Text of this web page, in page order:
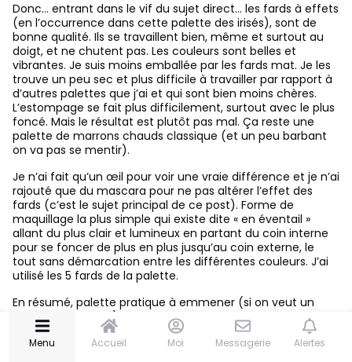
🆕 Blissim news
JE PARTICIPE
🏆 Concours En cours
📆 Évènements
👩🏽‍🔬 Tests produits
💬 Répondre au chat
✨ CREATORS
❓ Box summer 2026
🎙️ Podcast
💁🏻‍♀️ Soins visage
💄 Maquillage
Donc… entrant dans le vif du sujet direct… les fards à effets
(en l’occurrence dans cette palette des irisés), sont de
bonne qualité. Ils se travaillent bien, même et surtout au
doigt, et ne chutent pas. Les couleurs sont belles et
vibrantes. Je suis moins emballée par les fards mat. Je les
trouve un peu sec et plus difficile à travailler par rapport à
d’autres palettes que j’ai et qui sont bien moins chères.
L’estompage se fait plus difficilement, surtout avec le plus
foncé. Mais le résultat est plutôt pas mal. Ça reste une
palette de marrons chauds classique (et un peu barbant
on va pas se mentir).
Je n’ai fait qu’un œil pour voir une vraie différence et je n’ai
rajouté que du mascara pour ne pas altérer l’effet des
fards (c’est le sujet principal de ce post). Forme de
maquillage la plus simple qui existe dite « en éventail »
allant du plus clair et lumineux en partant du coin interne
pour se foncer de plus en plus jusqu’au coin externe, le
tout sans démarcation entre les différentes couleurs. J’ai
utilisé les 5 fards de la palette.
En résumé, palette pratique à emmener (si on veut un
makeup classique) mais le prix est bien trop élevé par
rapport à la qualité des fards (vendue à 30€. En
comparaison, les palettes de chez Beauty bay sont moins
Menu Accueil Moi Messagerie Alertes